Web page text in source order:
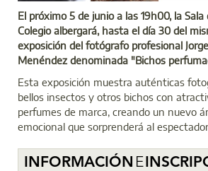
El próximo 5 de junio a las 19h00, la
Colegio albergará, hasta el día 30 del
exposición del fotógrafo profesional
Menéndez denominada "Bichos
Esta exposición muestra auténticas
bellos insectos y otros bichos con
perfumes de marca, creando un nuevo
emocional que sorprenderá al
INFORMACIÓN E